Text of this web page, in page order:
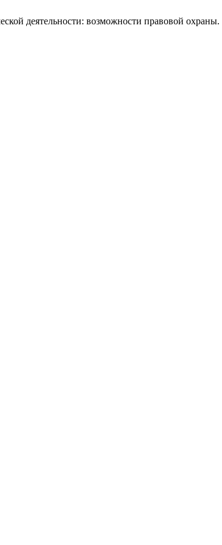
деятельности: возможности правовой охраны.